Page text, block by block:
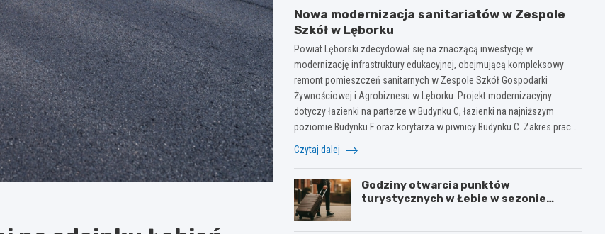
Nowa modernizacja sanitariatów w Zespole
Szkół w Lęborku
Powiat Lęborski zdecydował się na znaczącą inwestycję w
modernizację infrastruktury edukacyjnej, obejmującą kompleksowy
remont pomieszczeń sanitarnych w Zespole Szkół Gospodarki
Żywnościowej i Agrobiznesu w Lęborku. Projekt modernizacyjny
dotyczy łazienki na parterze w Budynku C, łazienki na najniższym
poziomie Budynku F oraz korytarza w piwnicy Budynku C. Zakres prac…
Czytaj dalej
Godziny otwarcia punktów
turystycznych w Łebie w sezonie